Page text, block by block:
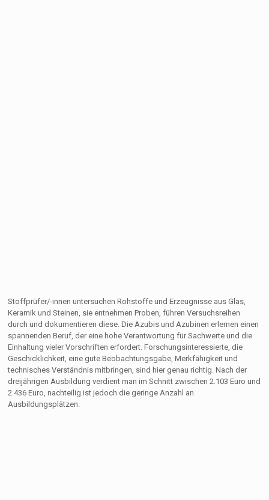
Stoffprüfer/-innen untersuchen Rohstoffe und Erzeugnisse aus Glas,
Keramik und Steinen, sie entnehmen Proben, führen Versuchsreihen
durch und dokumentieren diese. Die Azubis und Azubinen erlernen einen
spannenden Beruf, der eine hohe Verantwortung für Sachwerte und die
Einhaltung vieler Vorschriften erfordert. Forschungsinteressierte, die
Geschicklichkeit, eine gute Beobachtungsgabe, Merkfähigkeit und
technisches Verständnis mitbringen, sind hier genau richtig. Nach der
dreijährigen Ausbildung verdient man im Schnitt zwischen 2.103 Euro und
2.436 Euro, nachteilig ist jedoch die geringe Anzahl an
Ausbildungsplätzen.